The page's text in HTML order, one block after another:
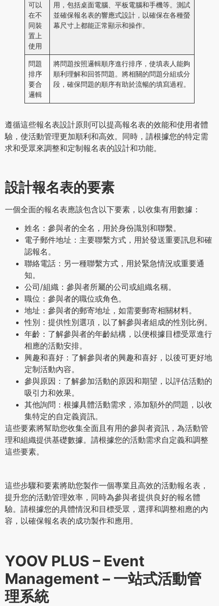
可以
在不
同裝
置上
使用
用，包括桌面電腦、平板電腦和手機等。測試
並確保報名表的響應式設計，以確保在各種螢
幕尺寸上都能正常顯示和操作。
問題
排序
要合
邏輯
將問題按照邏輯順序進行排序，使填表人能夠
順利理解和回答問題。將相關的問題分組或分
段，確保問題的順序有助於流暢的填寫過程。
遵循這些報名表設計原則可以提高報名表的效能和使用者體
驗，使活動管理更加順利和高效。同時，請根據您的特定需
求和受眾來調整和定制報名表的設計和功能。
設計報名表的要素
一個全面的報名表應該包含以下要素，以收集有用數據：
姓名：參與者的全名，用於身份識別和聯繫。
電子郵件地址：主要聯繫方式，用於發送重要訊息和確
認報名。
聯絡電話：另一種聯繫方式，用於緊急情況或重要通
知。
公司/組織：參與者所屬的公司或組織名稱。
職位：參與者的職位或角色。
地址：參與者的郵寄地址，如需要郵寄相關材料。
性別：提供性別選項，以了解參與者組成的性別比例。
年齡：了解參與者的年齡結構，以便根據目標受眾進行
相應的活動安排。
興趣和喜好：了解參與者的興趣和喜好，以後可更好地
定制活動內容。
參與原因：了解參加活動的原因和期望，以評估活動的
吸引力和效果。
其他詢問：根據具體活動需求，添加額外的問題，以收
集特定的自定義資訊。
這些要素將幫助您收集全面且有用的參與者資訊，為活動管
理和組織提供基礎數據。請根據您的活動需求自定義和調整
這些要素。
這些步驟和要素將助您製作一個專業且高效的活動報名表，
提升您的活動管理效率，同時為參與者提供良好的報名體
驗。請根據您的具體情況和目標受眾，選擇和調整相應的內
容，以確保報名表的成功製作和應用。
YOOV PLUS – Event
Management – 一站式活動管
理系統